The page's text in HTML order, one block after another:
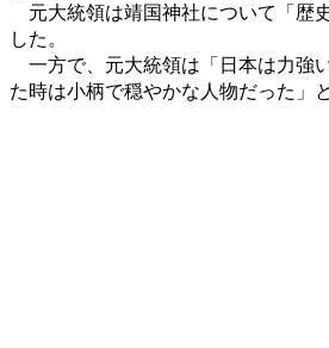
元大統領は靖国神社について「歴
した。
一方で、元大統領は「日本は力強
た時は小柄で穏やかな人物だった」